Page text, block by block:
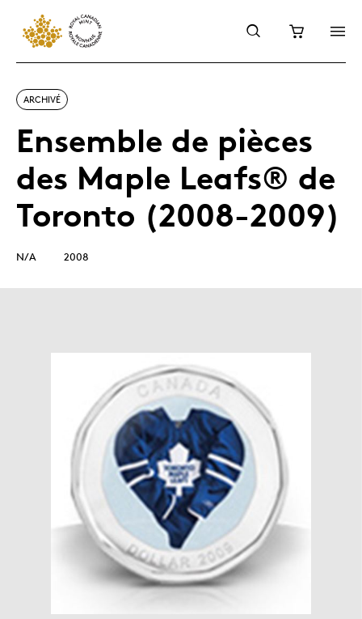
ARCHIVÉ
Ensemble de pièces
des Maple Leafs® de
Toronto (2008-2009)
N/A 2008